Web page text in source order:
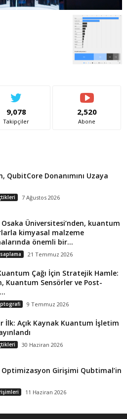
9,078
Takipçiler
2,520
Abone
QubitCore Donanımını Uzaya
7 Ağustos 2026
Üniversitesi’nden, kuantum
kimyasal malzeme
önemli bir...
21 Temmuz 2026
Çağı İçin Stratejik Hamle:
Kuantum Sensörler ve Post-
9 Temmuz 2026
İlk: Açık Kaynak Kuantum İşletim
30 Haziran 2026
Girişimi Qubtimal’in
11 Haziran 2026